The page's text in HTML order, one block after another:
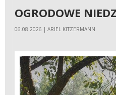
OGRODOWE
06.08.2026 | ARIEL KITZERMANN